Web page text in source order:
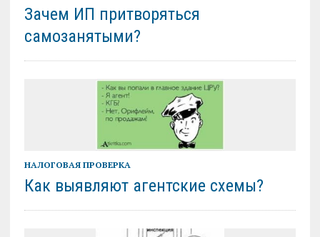
Зачем ИП притворяться
самозанятыми?
НАЛОГОВАЯ ПРОВЕРКА
Как выявляют агентские схемы?